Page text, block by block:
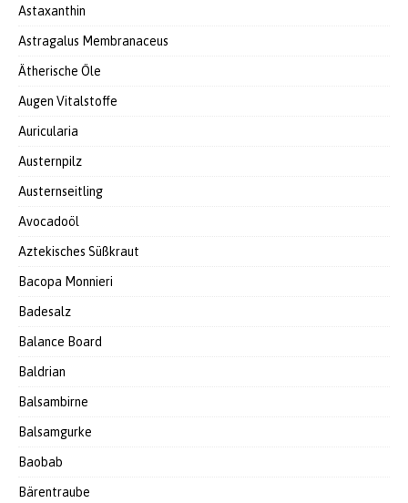
Astaxanthin
Astragalus Membranaceus
Ätherische Öle
Augen Vitalstoffe
Auricularia
Austernpilz
Austernseitling
Avocadoöl
Aztekisches Süßkraut
Bacopa Monnieri
Badesalz
Balance Board
Baldrian
Balsambirne
Balsamgurke
Baobab
Bärentraube